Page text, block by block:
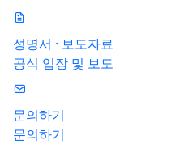
성명서 · 보도자료
공식 입장 및 보도
문의하기
문의하기